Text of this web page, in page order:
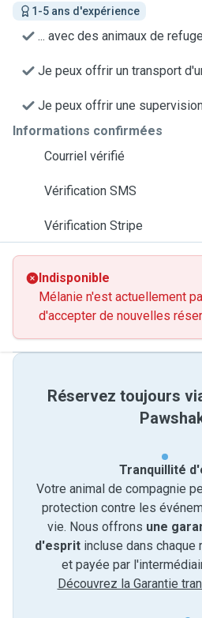
1-5 ans d'expérience
... avec des animaux de refuge
Je peux offrir un transport
Je peux offrir une
Informations confirmées
Courriel vérifié
Vérification SMS
Vérification Stripe
Indisponible
Mélanie n'est actuellement
d'accepter de nouvelles
Réservez toujours
Tranquillité
Votre animal de compagnie
protection contre les
vie. Nous offrons une
d'esprit incluse dans
et payée par
Découvrez la Garantie